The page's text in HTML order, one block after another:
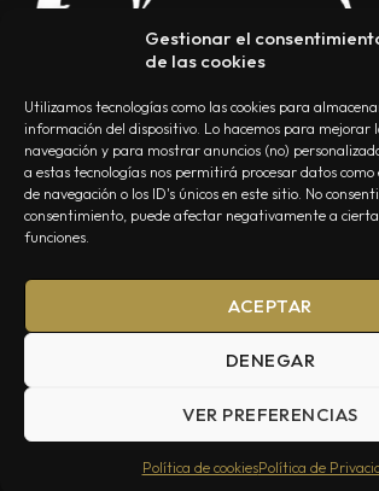
Gestionar el
de las cookies
Utilizamos tecnologías como las cookies para
información del dispositivo. Lo hacemos para mejorar
navegación y para mostrar anuncios (no)
a estas tecnologías nos permitirá procesar datos
de navegación o los ID's únicos en este sitio. No
consentimiento, puede afectar negativamente a
funciones.
ACEPTAR
DENEGAR
VER PREFERENCIAS
Política de cookiesPolítica de
NOSOTROS CONTACTO EDITORIAL
Summa Inferno — Todos los Derechos